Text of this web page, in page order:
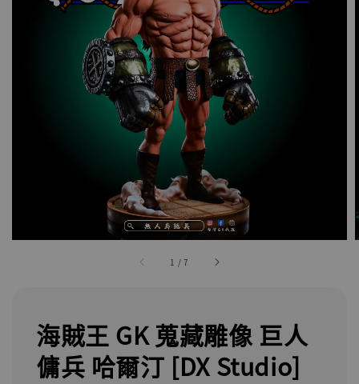
1 /7
海賊王 GK 蒐藏雕像 巨人
傭兵 哈爾汀 [DX Studio]